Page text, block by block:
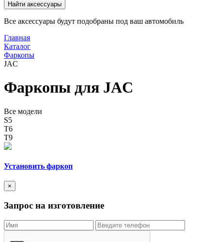
Найти аксессуары
Все аксессуары будут подобраны под ваш автомобиль
Главная
Каталог
Фаркопы
JAC
Фаркопы для JAC
Все модели
S5
T6
T9
Установить фаркоп
×
Запрос на изготовление